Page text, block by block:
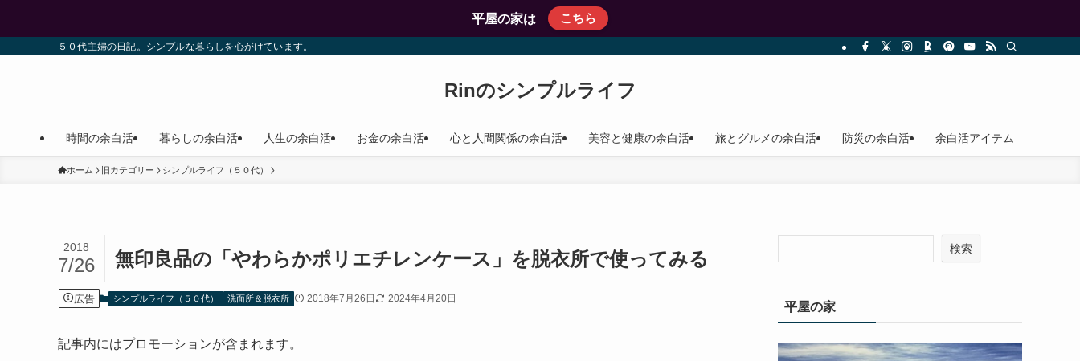
平屋の家は こちら
５０代主婦の日記。シンプルな暮らしを心がけています。
Rinのシンプルライフ
時間の余白活 暮らしの余白活 人生の余白活 お金の余白活 心と人間関係の余白活 美容と健康の余白活 旅とグルメの余白活 防災の余白活 余白活アイテム
ホーム 旧カテゴリー シンプルライフ（５０代）
無印良品の「やわらかポリエチレンケース」を脱衣所で使ってみる
2018
7/26
広告 シンプルライフ（５０代） 洗面所＆脱衣所 2018年7月26日 2024年4月20日
記事内にはプロモーションが含まれます。
検索
平屋の家